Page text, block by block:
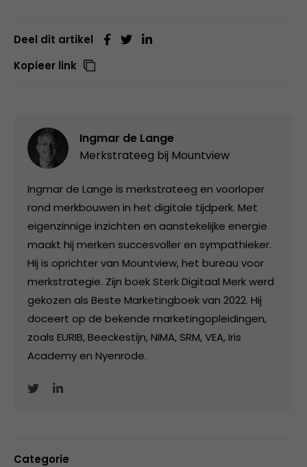
Deel dit artikel
Kopieer link
Ingmar de Lange
Merkstrateeg bij Mountview
Ingmar de Lange is merkstrateeg en voorloper
rond merkbouwen in het digitale tijdperk. Met
eigenzinnige inzichten en aanstekelijke energie
maakt hij merken succesvoller en sympathieker.
Hij is oprichter van Mountview, het bureau voor
merkstrategie. Zijn boek Sterk Digitaal Merk werd
gekozen als Beste Marketingboek van 2022. Hij
doceert op de bekende marketingopleidingen,
zoals EURIB, Beeckestijn, NIMA, SRM, VEA, Iris
Academy en Nyenrode.
Categorie